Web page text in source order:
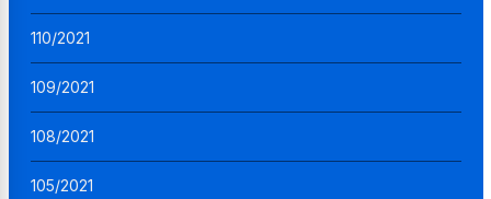
110/2021
109/2021
108/2021
105/2021